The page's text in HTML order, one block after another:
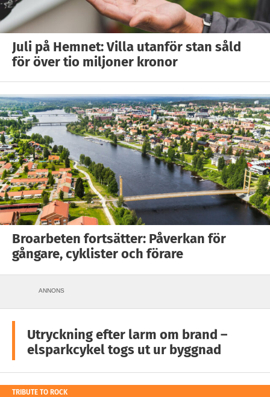
Juli på Hemnet: Villa utanför stan såld
för över tio miljoner kronor
Broarbeten fortsätter: Påverkan för
gångare, cyklister och förare
ANNONS
Utryckning efter larm om brand –
elsparkcykel togs ut ur byggnad
TRIBUTE TO ROCK